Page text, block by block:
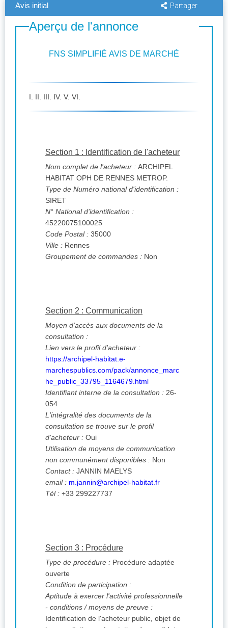
Avis initial Partager
Aperçu de l'annonce
FNS SIMPLIFIÉ AVIS DE MARCHÉ
I. II. III. IV. V. VI.
Section 1 : Identification de l'acheteur
Nom complet de l'acheteur : ARCHIPEL
HABITAT OPH DE RENNES METROP.
Type de Numéro national d'identification :
SIRET
N° National d'identification :
45220075100025
Code Postal : 35000
Ville : Rennes
Groupement de commandes : Non
Section 2 : Communication
Moyen d'accès aux documents de la
consultation :
Lien vers le profil d'acheteur :
https://archipel-habitat.e-
marchespublics.com/pack/annonce_marc
he_public_33795_1164679.html
Identifiant interne de la consultation : 26-
054
L'intégralité des documents de la
consultation se trouve sur le profil
d'acheteur : Oui
Utilisation de moyens de communication
non communément disponibles : Non
Contact : JANNIN MAELYS
email : m.jannin@archipel-habitat.fr
Tél : +33 299227737
Section 3 : Procédure
Type de procédure : Procédure adaptée
ouverte
Condition de participation :
Aptitude à exercer l'activité professionnelle
- conditions / moyens de preuve :
Identification de l'acheteur public, objet de